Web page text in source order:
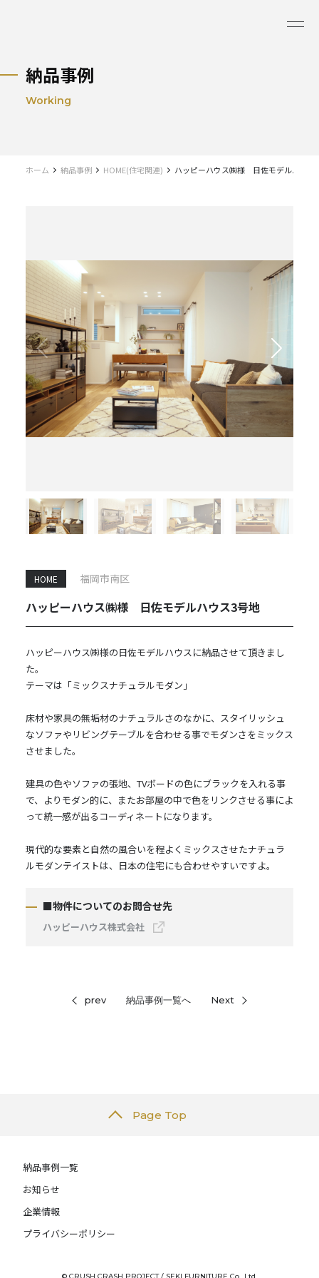
納品事例
Working
ホーム 納品事例 HOME(住宅関連) ハッピーハウス㈱様 日佐モデルハウス
ハッピーハウス㈱様 日佐モデルハウス3号地
HOME 福岡市南区
ハッピーハウス㈱様の日佐モデルハウスに納品させて頂きまし
た。
テーマは「ミックスナチュラルモダン」
床材や家具の無垢材のナチュラルさのなかに、スタイリッシュ
なソファやリビングテーブルを合わせる事でモダンさをミックス
させました。
建具の色やソファの張地、TVボードの色にブラックを入れる事
で、よりモダン的に、またお部屋の中で色をリンクさせる事によ
って統一感が出るコーディネートになります。
現代的な要素と自然の風合いを程よくミックスさせたナチュラ
ルモダンテイストは、日本の住宅にも合わせやすいですよ。
■物件についてのお問合せ先
ハッピーハウス株式会社
prev 納品事例一覧へ Next
Page Top
納品事例一覧
お知らせ
企業情報
プライバシーポリシー